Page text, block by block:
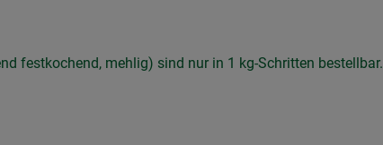
festkochend, mehlig) sind nur in 1 kg-Schritten